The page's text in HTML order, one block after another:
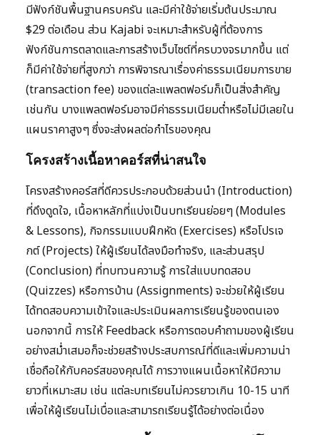
มีฟังก์ชันพื้นฐานครบครัน และมีค่าใช้จ่ายเริ่มต้นประมาณ
$29 ต่อเดือน ส่วน Kajabi จะเหมาะสำหรับผู้ที่ต้องการ
ฟังก์ชันการตลาดและการสร้างเว็บไซต์ที่ครบวงจรมากขึ้น แต่
ก็มีค่าใช้จ่ายที่สูงกว่า การพิจารณาเรื่องค่าธรรมเนียมการขาย
(transaction fee) ของแต่ละแพลตฟอร์มก็เป็นสิ่งสำคัญ
เช่นกัน บางแพลตฟอร์มอาจมีค่าธรรมเนียมต่ำหรือไม่มีเลยใน
แผนราคาสูงๆ ซึ่งจะส่งผลต่อกำไรของคุณ
โครงสร้างเนื้อหาคอร์สที่น่าสนใจ
โครงสร้างคอร์สที่ดีควรประกอบด้วยส่วนนำ (Introduction)
ที่ดึงดูดใจ, เนื้อหาหลักที่แบ่งเป็นบทเรียนย่อยๆ (Modules
& Lessons), กิจกรรมแบบฝึกหัด (Exercises) หรือโปรเจ
กต์ (Projects) ให้ผู้เรียนได้ลงมือทำจริง, และส่วนสรุป
(Conclusion) ที่ทบทวนความรู้ การใส่แบบทดสอบ
(Quizzes) หรือการบ้าน (Assignments) จะช่วยให้ผู้เรียน
ได้ทดสอบความเข้าใจและประเมินผลการเรียนรู้ของตนเอง
นอกจากนี้ การให้ Feedback หรือการตอบคำถามของผู้เรียน
อย่างสม่ำเสมอก็จะช่วยสร้างประสบการณ์ที่ดีและเพิ่มความน่า
เชื่อถือให้กับคอร์สของคุณได้ การวางแผนเนื้อหาให้มีความ
ยาวที่เหมาะสม เช่น แต่ละบทเรียนไม่ควรยาวเกิน 10-15 นาที
เพื่อให้ผู้เรียนไม่เบื่อและสามารถเรียนรู้ได้อย่างต่อเนื่อง